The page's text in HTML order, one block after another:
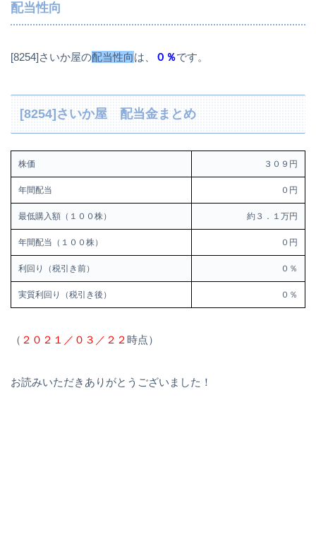
配当性向
[8254]さいか屋の配当性向は、 ０％です。
[8254]さいか屋 配当金まとめ
株価 ３０９円
年間配当 ０円
最低購入額（１００株） 約３．１万円
年間配当（１００株） ０円
利回り（税引き前） ０％
実質利回り（税引き後） ０％
（ ２０２１／０３／２２時点）
お読みいただきありがとうございました！